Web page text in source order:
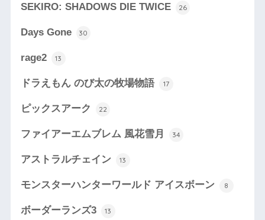
SEKIRO: SHADOWS DIE TWICE 26
Days Gone 30
rage2 13
ドラえもん のび太の牧場物語 17
ピックスアーク 22
ファイアーエムブレム 風花雪月 34
アストラルチェイン 13
モンスターハンターワールド アイスボーン 8
ボーダーランズ3 13